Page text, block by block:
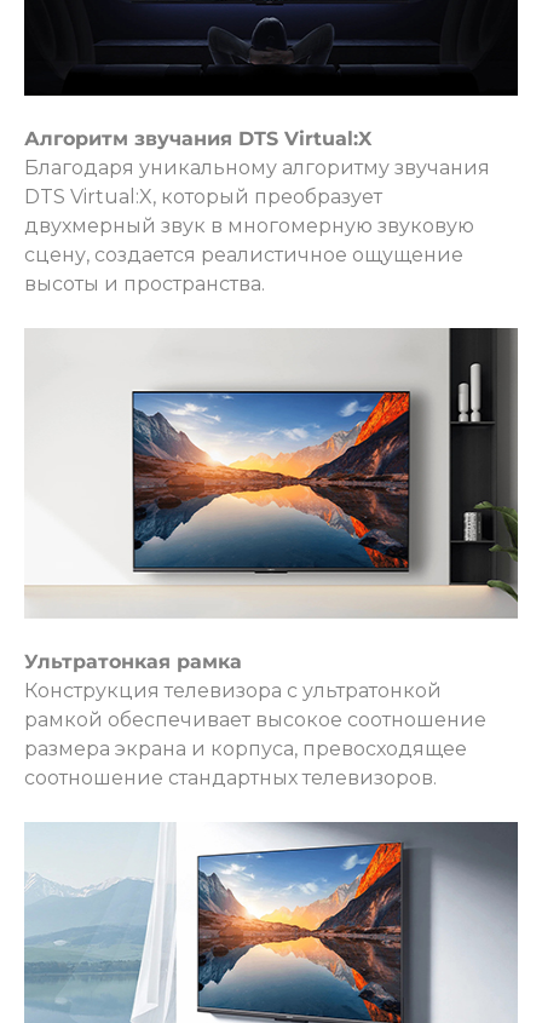
Алгоритм звучания DTS Virtual:X
Благодаря уникальному алгоритму звучания
DTS Virtual:X, который преобразует
двухмерный звук в многомерную звуковую
сцену, создается реалистичное ощущение
высоты и пространства.
Ультратонкая рамка
Конструкция телевизора с ультратонкой
рамкой обеспечивает высокое соотношение
размера экрана и корпуса, превосходящее
соотношение стандартных телевизоров.